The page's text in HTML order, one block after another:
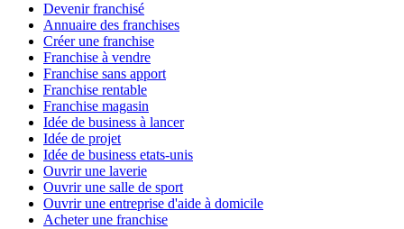
Devenir franchisé
Annuaire des franchises
Créer une franchise
Franchise à vendre
Franchise sans apport
Franchise rentable
Franchise magasin
Idée de business à lancer
Idée de projet
Idée de business etats-unis
Ouvrir une laverie
Ouvrir une salle de sport
Ouvrir une entreprise d'aide à domicile
Acheter une franchise